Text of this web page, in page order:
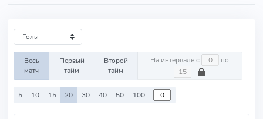
Весь
матч
Первый
тайм
Второй
тайм
На интервале с по
5 10 15 20 30 40 50 100